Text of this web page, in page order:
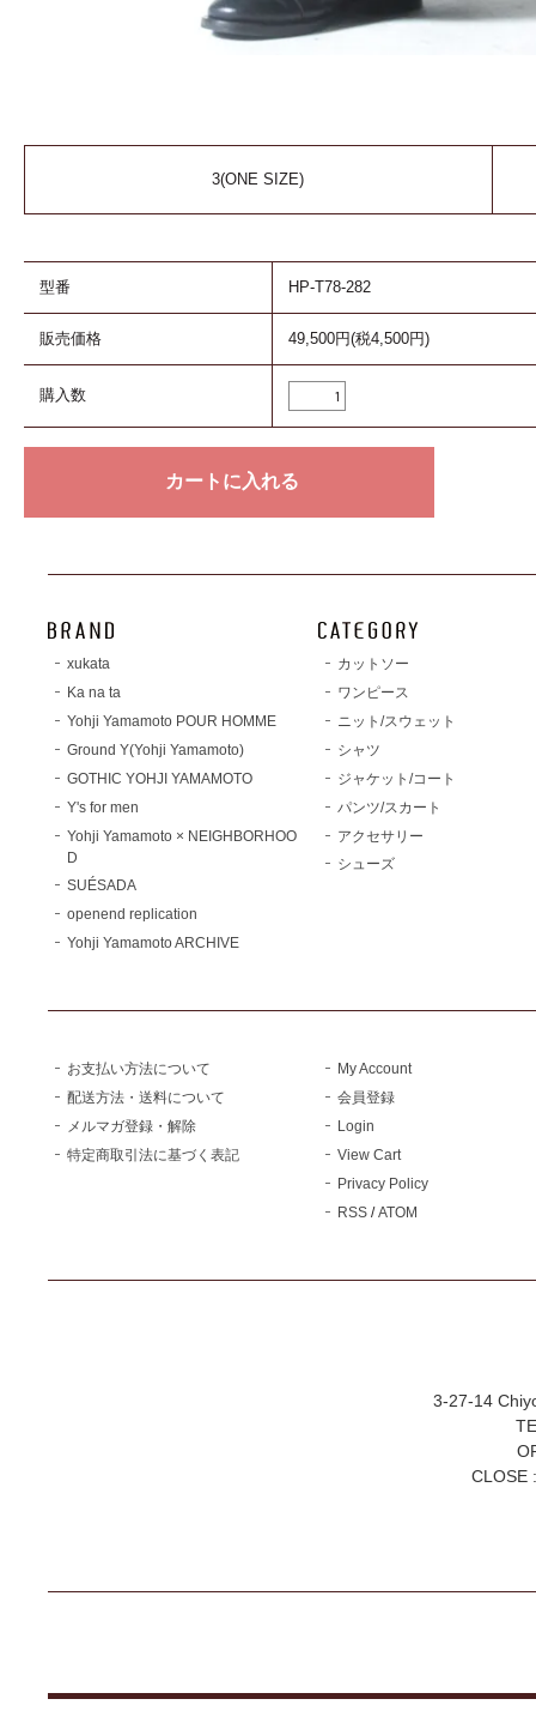
3(ONE SIZE)
型番 HP-T78-282
販売価格 49,500円(税4,500円)
購入数
xukata
Ka na ta
Yohji Yamamoto POUR HOMME
Ground Y(Yohji Yamamoto)
GOTHIC YOHJI YAMAMOTO
Y's for men
Yohji Yamamoto × NEIGHBORHOO
D
SUÉSADA
openend replication
Yohji Yamamoto ARCHIVE
カットソー
ワンピース
ニット/スウェット
シャツ
ジャケット/コート
パンツ/スカート
アクセサリー
シューズ
お支払い方法について
配送方法・送料について
メルマガ登録・解除
特定商取引法に基づく表記
My Account
会員登録
Login
View Cart
Privacy Policy
RSS/ATOM
3-27-14
CLOSE